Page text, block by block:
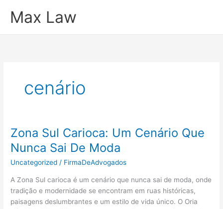
paraMax Law
cenário
Zona Sul Carioca: Um Cenário Que
Nunca Sai De Moda
Uncategorized / FirmaDeAdvogados
A Zona Sul carioca é um cenário que nunca sai de moda, onde
tradição e modernidade se encontram em ruas históricas,
paisagens deslumbrantes e um estilo de vida único. O Oria